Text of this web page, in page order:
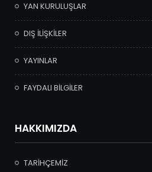
YAN KURULUŞLAR
DIŞ İLİŞKİLER
YAYINLAR
FAYDALI BİLGİLER
HAKKIMIZDA
TARİHÇEMİZ